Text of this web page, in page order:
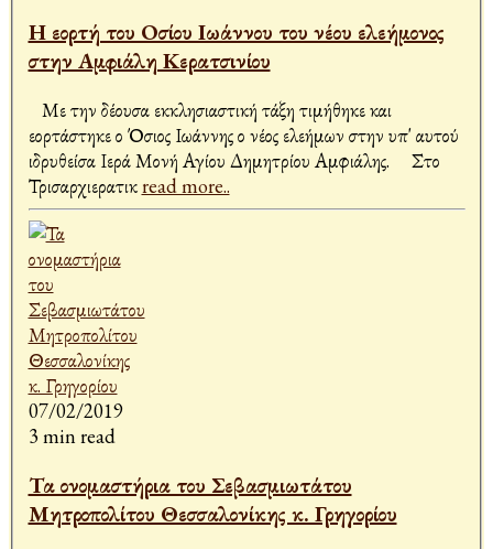
Η εορτή του Οσίου Ιωάννου του νέου ελεήμονος
στην Αμφιάλη Κερατσινίου
Με την δέουσα εκκλησιαστική τάξη τιμήθηκε και
εορτάστηκε ο Όσιος Ιωάννης ο νέος ελεήμων στην υπ' αυτού
ιδρυθείσα Ιερά Μονή Αγίου Δημητρίου Αμφιάλης. Στο
Τρισαρχιερατικread more..
07/02/2019
3 min read
Τα ονομαστήρια του Σεβασμιωτάτου
Μητροπολίτου Θεσσαλονίκης κ. Γρηγορίου